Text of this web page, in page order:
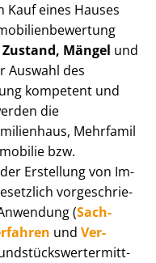
Kauf eines Hauses
Mängel und
Auswahl des
kompetent und
die
Mehr­fa­mi­l
bzw.
Erstellung von Im­
vor­ge­schrie­
(Sach­
und Ver­